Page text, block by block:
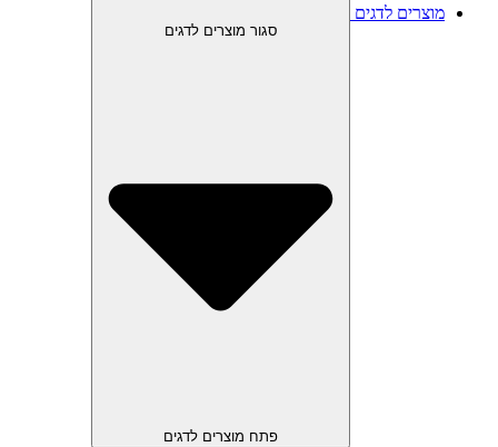
מוצרים לדגים
סגור מוצרים לדגים
פתח מוצרים לדגים